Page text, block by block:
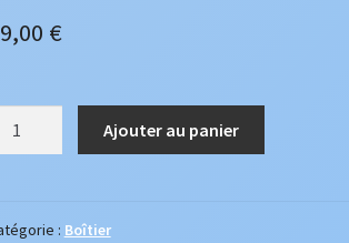
€
Ajouter au panier
: Boîtier